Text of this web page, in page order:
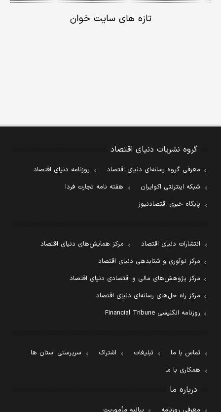
تازه های سایت خوان
گروه نشریات دنیای اقتصاد
معرفی گروه رسانه‌ای دنیای اقتصاد
روزنامه دنیای اقتصاد
شبکه اینترنتی اکوایران
هفته نامه تجارت فردا
پایگاه خبری اقتصادنیوز
انتشارات دنیای اقتصاد
مرکز همایش‌های دنیای اقتصاد
مرکز نوآوری و شتابدهی دنیای اقتصاد
مرکز پژوهش‌های مالی و اقتصادی دنیای اقتصاد
مرکز راه حل‌های رسانه‌ای دنیای اقتصاد
روزنامه انگلیسی Financial Tribune
تماس با ما تبلیغات اشتراک
سرپرستی استان ها
همکاری با ما
درباره ما
معرفی روزنامه بیانیه مأموریت